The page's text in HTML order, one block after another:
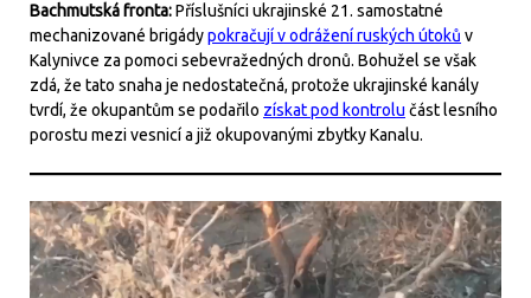
Bachmutská fronta:Příslušníci ukrajinské 21. samostatné
mechanizované brigádypokračují v odrážení ruských útoků v
Kalynivce za pomoci sebevražedných dronů. Bohužel se však
zdá, že tato snaha je nedostatečná, protože ukrajinské kanály
tvrdí, že okupantům se podařilo získat pod kontrolu část lesního
porostu mezi vesnicí a již okupovanými zbytky Kanalu.